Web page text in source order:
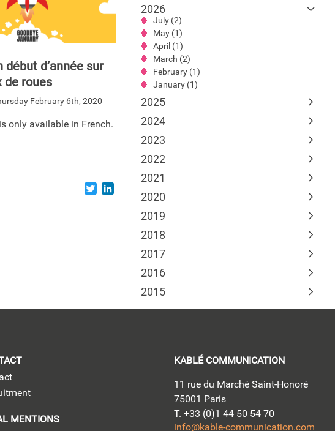
2026
July (2)
May (1)
April (1)
March (2)
February (1)
January (1)
2025
2024
2023
2022
2021
2020
2019
2018
2017
2016
2015
début d’année sur
de roues
February 6th, 2020
only available in French.
Twitter
MENTIONS
KABLÉ COMMUNICATION
11 rue du Marché Saint-Honoré
75001 Paris
T. +33 (0)1 44 50 54 70
info@kable-communication.com